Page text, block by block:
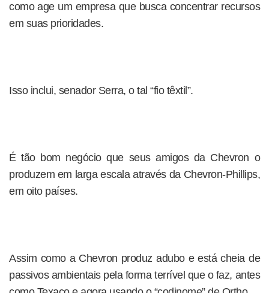
como age um empresa que busca concentrar recursos
em suas prioridades.
Isso inclui, senador Serra, o tal “fio têxtil”.
É tão bom negócio que seus amigos da Chevron o
produzem em larga escala através da Chevron-Phillips,
em oito países.
Assim como a Chevron produz adubo e está cheia de
passivos ambientais pela forma terrível que o faz, antes